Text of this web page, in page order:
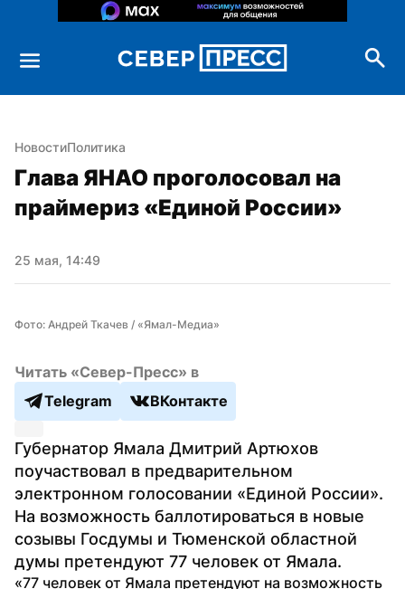
НовостиПолитика
Глава ЯНАО проголосовал на
праймериз «Единой России»
25 мая, 14:49
Фото: Андрей Ткачев / «Ямал-Медиа»
Читать «Север-Пресс» в
Telegram
ВКонтакте
Губернатор Ямала Дмитрий Артюхов
поучаствовал в предварительном
электронном голосовании «Единой России».
На возможность баллотироваться в новые
созывы Госдумы и Тюменской областной
думы претендуют 77 человек от Ямала.
«77 человек от Ямала претендуют на возможность